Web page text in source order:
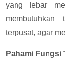
yang lebar
terpusat, agar
Pahami Fungsi